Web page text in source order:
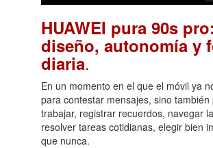
HUAWEI pura 90s pro:
diseño, autonomía y
diaria.
En un momento en el que el móvil ya
para contestar mensajes, sino también
trabajar, registrar recuerdos, navegar
resolver tareas cotidianas, elegir bien
que nunca.